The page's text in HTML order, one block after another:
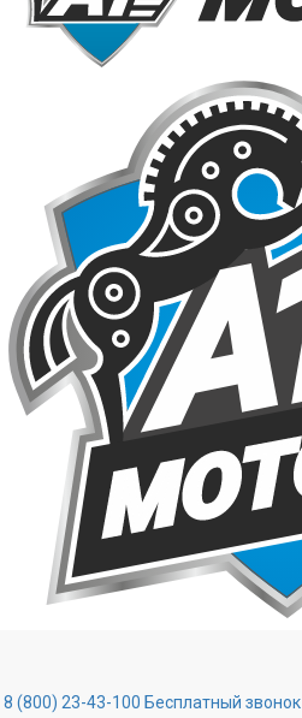
8 (800) 23-43-100 Бесплатный звонок